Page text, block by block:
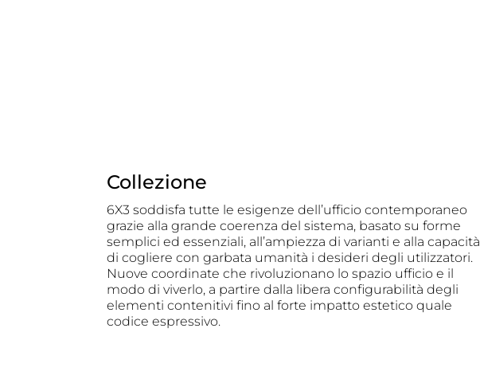
Collezione
6X3 soddisfa tutte le esigenze dell’ufficio contemporaneo
grazie alla grande coerenza del sistema, basato su forme
semplici ed essenziali, all’ampiezza di varianti e alla capacità
di cogliere con garbata umanità i desideri degli utilizzatori.
Nuove coordinate che rivoluzionano lo spazio ufficio e il
modo di viverlo, a partire dalla libera configurabilità degli
elementi contenitivi fino al forte impatto estetico quale
codice espressivo.